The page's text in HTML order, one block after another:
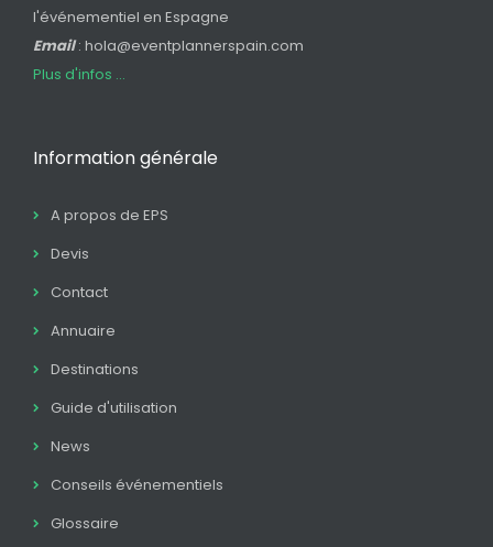
l'événementiel en Espagne
Email: hola@eventplannerspain.com
Plus d'infos ...
Information générale
A propos de EPS
Devis
Contact
Annuaire
Destinations
Guide d'utilisation
News
Conseils événementiels
Glossaire